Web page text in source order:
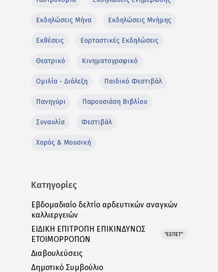
Εκδηλώσεις Μήνα Εκδηλώσεις Μνήμης
Εκθέσεις Εορταστικές Εκδηλώσεις
Θεατρικό Κινηματογραφικό
Ομιλία - Διάλεξη Παιδικό Φεστιβάλ
Πανηγύρι Παρουσιάση Βιβλίου
Συναυλία Φεστιβάλ
Χορός & Μουσική
Κατηγορίες
Εβδομαδιαίο δελτίο αρδευτικών αναγκών
καλλιεργειών
ΕΙΔΙΚΗ ΕΠΙΤΡΟΠΗ ΕΠΙΚΙΝΔΥΝΩΣ
ΕΤΟΙΜΟΡΡΟΠΩΝ
“ΕΕΠΕΤ”
Διαβουλεύσεις
Δημοτικό Συμβούλιο